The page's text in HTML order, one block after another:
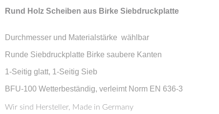
Rund Holz Scheiben aus Birke Siebdruckplatte
Durchmesser und Materialstärke wählbar
Runde Siebdruckplatte Birke saubere Kanten
1-Seitig glatt, 1-Seitig Sieb
BFU-100 Wetterbeständig, verleimt Norm EN 636-3
Wir sind Hersteller, Made in Germany